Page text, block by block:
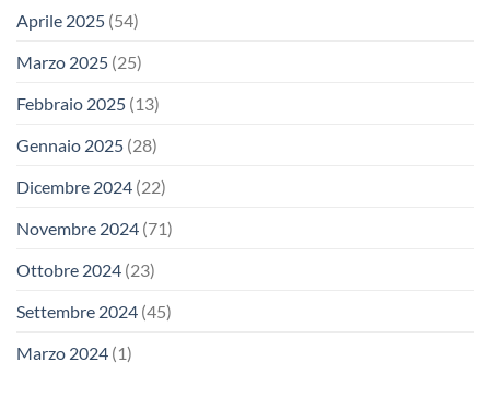
Aprile 2025 (54)
Marzo 2025 (25)
Febbraio 2025 (13)
Gennaio 2025 (28)
Dicembre 2024 (22)
Novembre 2024 (71)
Ottobre 2024 (23)
Settembre 2024 (45)
Marzo 2024 (1)